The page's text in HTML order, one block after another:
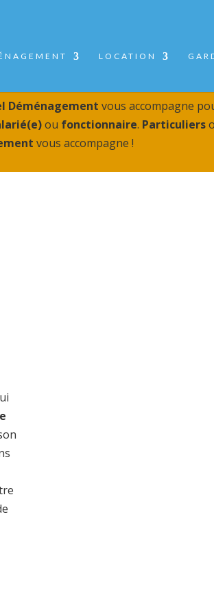
LOCATION
Déménagement vous accompagne
ou fonctionnaire. Particuliers
vous accompagne !